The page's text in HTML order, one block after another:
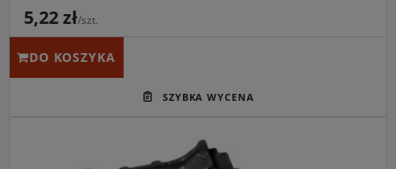
5,22 zł/szt.
DO KOSZYKA